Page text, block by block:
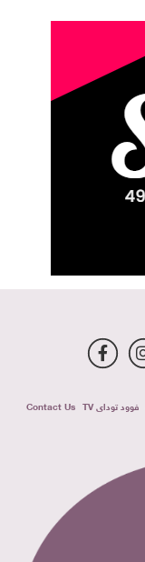
فوود توداى TV
Contact Us